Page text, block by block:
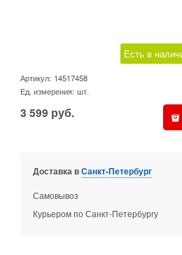
Есть в
Артикул: 14517458
Ед. измерения: шт.
3 599 руб.
Доставка вСанкт-Петербург
Самовывоз
Курьером по Санкт-Петербургу